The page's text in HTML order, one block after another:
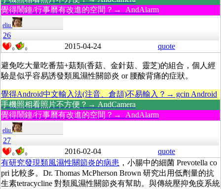
覺得鬧鐘/行事曆有改進的空間？→ AndAlarm
eliu
26
0 0 2015-04-24 quote
避免吃大量吃番茄+菇類(香菇、金針菇、靈芝)的組合，個人經
驗是似乎容易誘發類風濕性關節炎 or 腰酸背痛的症狀。
覺得Android中文輸入法(注音、倉頡)不易輸入？→ gcin Android
手機照相看照片不方便？→ AndCamera
覺得鬧鐘/行事曆有改進的空間？→ AndAlarm
eliu
27
0 0 2016-02-04
quote
有研究發現類風濕性關節炎的病患 ，小腸中的細菌 Prevotella co
pri 比較多。Dr. Thomas McPherson Brown 研究出用低劑量的抗
生素tetracycline 對類風濕性關節炎有幫助。與傳統壓抑免疫系統